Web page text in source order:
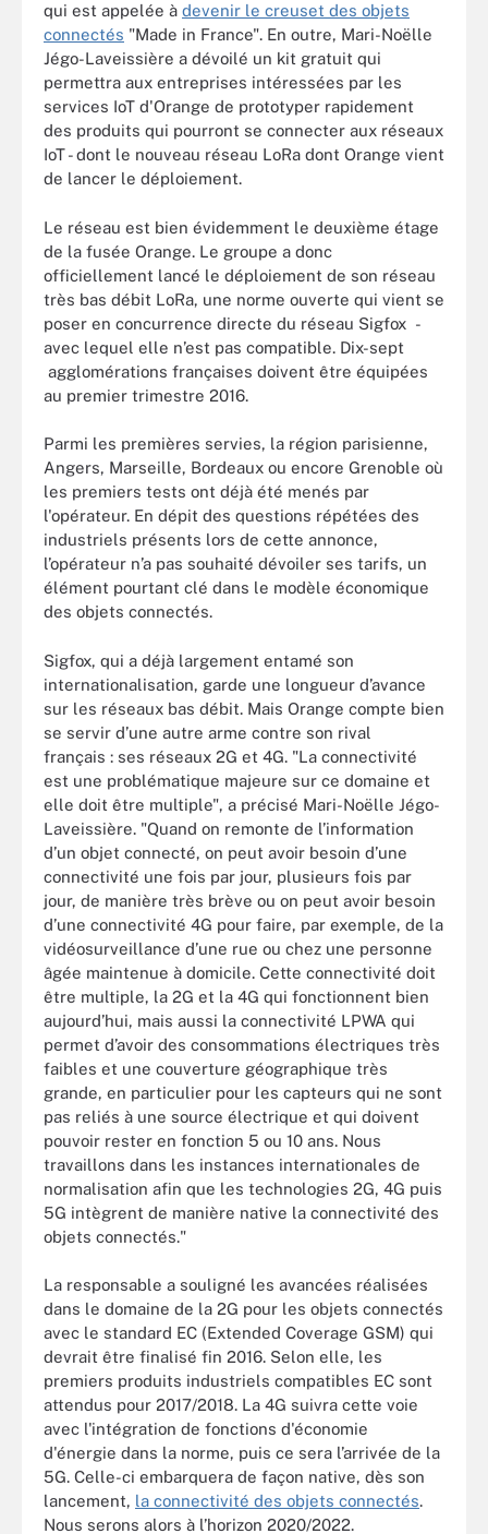
qui est appelée à devenir le creuset des objets
connectés "Made in France". En outre, Mari-Noëlle
Jégo-Laveissière a dévoilé un kit gratuit qui
permettra aux entreprises intéressées par les
services IoT d'Orange de prototyper rapidement
des produits qui pourront se connecter aux réseaux
IoT - dont le nouveau réseau LoRa dont Orange vient
de lancer le déploiement.
Le réseau est bien évidemment le deuxième étage
de la fusée Orange. Le groupe a donc
officiellement lancé le déploiement de son réseau
très bas débit LoRa, une norme ouverte qui vient se
poser en concurrence directe du réseau Sigfox -
avec lequel elle n’est pas compatible. Dix-sept
agglomérations françaises doivent être équipées
au premier trimestre 2016.
Parmi les premières servies, la région parisienne,
Angers, Marseille, Bordeaux ou encore Grenoble où
les premiers tests ont déjà été menés par
l'opérateur. En dépit des questions répétées des
industriels présents lors de cette annonce,
l’opérateur n’a pas souhaité dévoiler ses tarifs, un
élément pourtant clé dans le modèle économique
des objets connectés.
Sigfox, qui a déjà largement entamé son
internationalisation, garde une longueur d’avance
sur les réseaux bas débit. Mais Orange compte bien
se servir d’une autre arme contre son rival
français : ses réseaux 2G et 4G. "La connectivité
est une problématique majeure sur ce domaine et
elle doit être multiple", a précisé Mari-Noëlle Jégo-
Laveissière. "Quand on remonte de l’information
d’un objet connecté, on peut avoir besoin d’une
connectivité une fois par jour, plusieurs fois par
jour, de manière très brève ou on peut avoir besoin
d’une connectivité 4G pour faire, par exemple, de la
vidéosurveillance d’une rue ou chez une personne
âgée maintenue à domicile. Cette connectivité doit
être multiple, la 2G et la 4G qui fonctionnent bien
aujourd’hui, mais aussi la connectivité LPWA qui
permet d’avoir des consommations électriques très
faibles et une couverture géographique très
grande, en particulier pour les capteurs qui ne sont
pas reliés à une source électrique et qui doivent
pouvoir rester en fonction 5 ou 10 ans. Nous
travaillons dans les instances internationales de
normalisation afin que les technologies 2G, 4G puis
5G intègrent de manière native la connectivité des
objets connectés."
La responsable a souligné les avancées réalisées
dans le domaine de la 2G pour les objets connectés
avec le standard EC (Extended Coverage GSM) qui
devrait être finalisé fin 2016. Selon elle, les
premiers produits industriels compatibles EC sont
attendus pour 2017/2018. La 4G suivra cette voie
avec l'intégration de fonctions d'économie
d'énergie dans la norme, puis ce sera l’arrivée de la
5G. Celle-ci embarquera de façon native, dès son
lancement, la connectivité des objets connectés.
Nous serons alors à l’horizon 2020/2022.